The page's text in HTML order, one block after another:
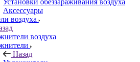
Установки обеззараживания воздуха
Аксессуары
воздуха
воздуха
Назад